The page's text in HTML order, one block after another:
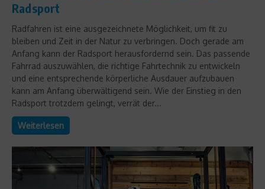
Radsport
Radfahren ist eine ausgezeichnete Möglichkeit, um fit zu
bleiben und Zeit in der Natur zu verbringen. Doch gerade am
Anfang kann der Radsport herausfordernd sein. Das passende
Fahrrad auszuwählen, die richtige Fahrtechnik zu entwickeln
und eine entsprechende körperliche Ausdauer aufzubauen
kann am Anfang überwältigend sein. Wie der Einstieg in den
Radsport trotzdem gelingt, verrät der...
Weiterlesen